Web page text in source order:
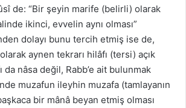
de: “Bir şeyin marife (belirli) olarak
ikinci, evvelin aynı olması”
dolayı bunu tercih etmiş ise de,
olarak aynen tekrarı hilâfı (tersi) açık
da nâsa değil, Rabb’e ait bulunmak
muzafun ileyhin muzafa (tamlayanın
bir mânâ beyan etmiş olması